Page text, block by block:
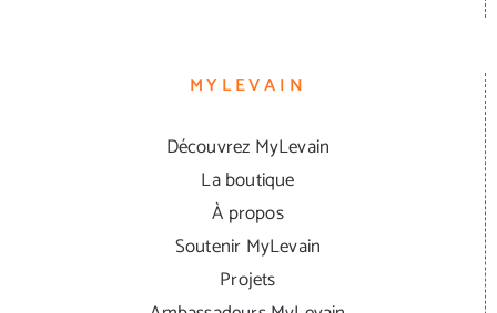
MYLEVAIN
Découvrez MyLevain
La boutique
À propos
Soutenir MyLevain
Projets